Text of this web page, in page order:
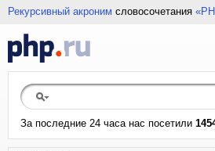
Рекурсивный акроним словосочетания
За последние 24 часа нас посетили